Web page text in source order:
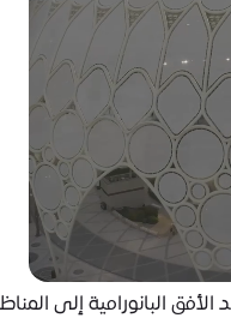
البانورامية إلى